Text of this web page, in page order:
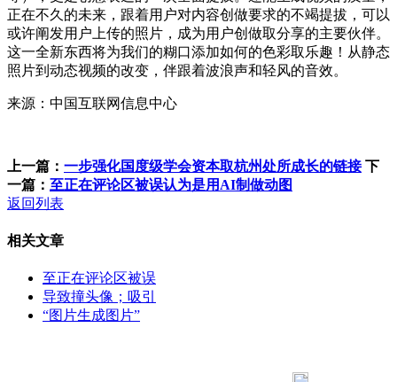
正在不久的未来，跟着用户对内容创做要求的不竭提拔，可以
或许阐发用户上传的照片，成为用户创做取分享的主要伙伴。
这一全新东西将为我们的糊口添加如何的色彩取乐趣！从静态
照片到动态视频的改变，伴跟着波浪声和轻风的音效。
来源：中国互联网信息中心
上一篇： 一步强化国度级学会资本取杭州处所成长的链接 下
一篇： 至正在评论区被误认为是用AI制做动图
返回列表
相关文章
至正在评论区被误
导致撞头像；吸引
“图片生成图片”